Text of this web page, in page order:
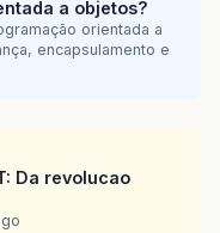
a objetos?
orientada a
encapsulamento e
Da revolucao